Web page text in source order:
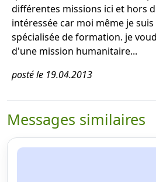
différentes missions ici et hors
intéressée car moi même je
spécialisée de formation. je
d'une mission humanitaire...
posté le 19.04.2013
Messages similaires